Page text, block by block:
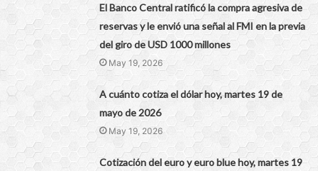
El Banco Central ratificó la compra agresiva de
reservas y le envió una señal al FMI en la previa
del giro de USD 1000 millones
May 19, 2026
A cuánto cotiza el dólar hoy, martes 19 de
mayo de 2026
May 19, 2026
Cotización del euro y euro blue hoy, martes 19